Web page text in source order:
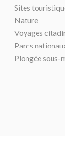
Sites
Nature
Voyages
Parcs
Plongée sous-